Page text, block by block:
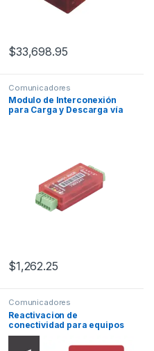
$33,698.95
Comunicadores
Modulo de Interconexión
para Carga y Descarga vía
$1,262.25
Comunicadores
Reactivacion de
conectividad para equipos
M2M Y SIM25MB (solo si
esta Suspendido)